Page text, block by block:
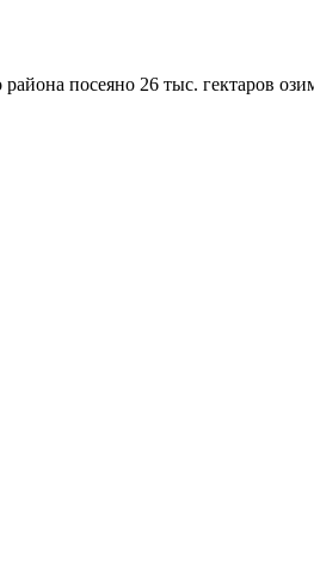
посеяно 26 тыс. гектаров